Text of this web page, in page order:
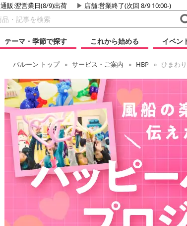
通販:翌営業日(8/9)出荷 店舗:営業終了(次回 8/9 10:00-)
テーマ・季節で探す
これから始める イベン
バルーン トップ サービス・ご案内 HBP ひまわ